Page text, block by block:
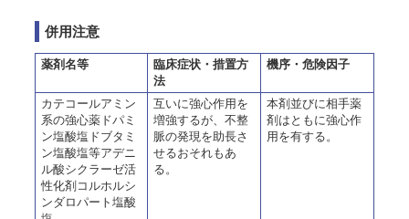
併用注意
薬剤名等
臨床症状・措置方
法
機序・危険因子
カテコールアミン
系の強心薬ドパミ
ン塩酸塩ドブタミ
ン塩酸塩等アデニ
ル酸シクラーゼ活
性化剤コルホルシ
ンダロパート塩酸
互いに強心作用を
増強するが、不整
脈の発現を助長さ
せるおそれもあ
る。
本剤並びに相手薬
剤はともに強心作
用を有する。